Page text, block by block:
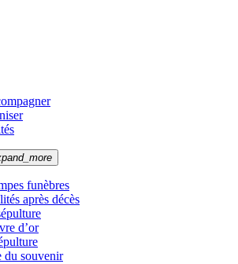
funèbres
après décès
d’or
du souvenir